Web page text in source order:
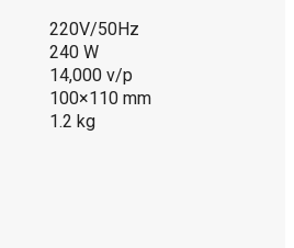
220V/50Hz
240 W
14,000 v/p
100×110 mm
1.2 kg